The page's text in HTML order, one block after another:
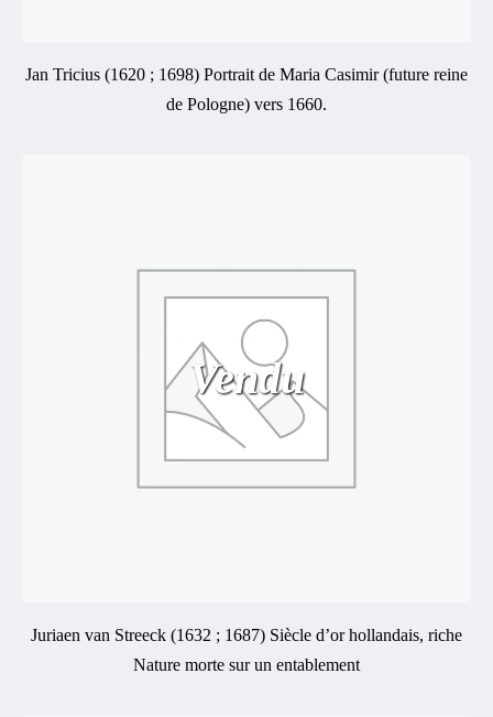
Jan Tricius (1620 ; 1698) Portrait de Maria Casimir (future reine
de Pologne) vers 1660.
Vendu
Juriaen van Streeck (1632 ; 1687) Siècle d’or hollandais, riche
Nature morte sur un entablement